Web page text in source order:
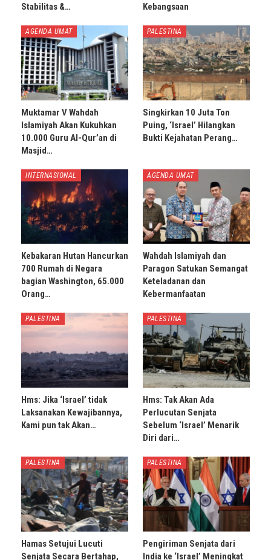
Stabilitas &…
Kebangsaan
AGENDA UMAT
Muktamar V Wahdah
Islamiyah Akan Kukuhkan
10.000 Guru Al-Qur’an di
Masjid…
PALESTINA
Singkirkan 10 Juta Ton
Puing, ‘Israel’ Hilangkan
Bukti Kejahatan Perang…
INTERNASIONAL
Kebakaran Hutan Hancurkan
700 Rumah di Negara
bagian Washington, 65.000
Orang…
AGENDA UMAT
Wahdah Islamiyah dan
Paragon Satukan Semangat
Keteladanan dan
Kebermanfaatan
PALESTINA
Hms: Jika ‘Israel’ tidak
Laksanakan Kewajibannya,
Kami pun tak Akan…
PALESTINA
Hms: Tak Akan Ada
Perlucutan Senjata
Sebelum ‘Israel’ Menarik
Diri dari…
PALESTINA
Hamas Setujui Lucuti
Senjata Secara Bertahap,
PALESTINA
Pengiriman Senjata dari
India ke ‘Israel’ Meningkat